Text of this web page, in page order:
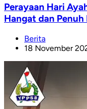
Perayaan Hari
Hangat dan Penuh
Berita
18 November